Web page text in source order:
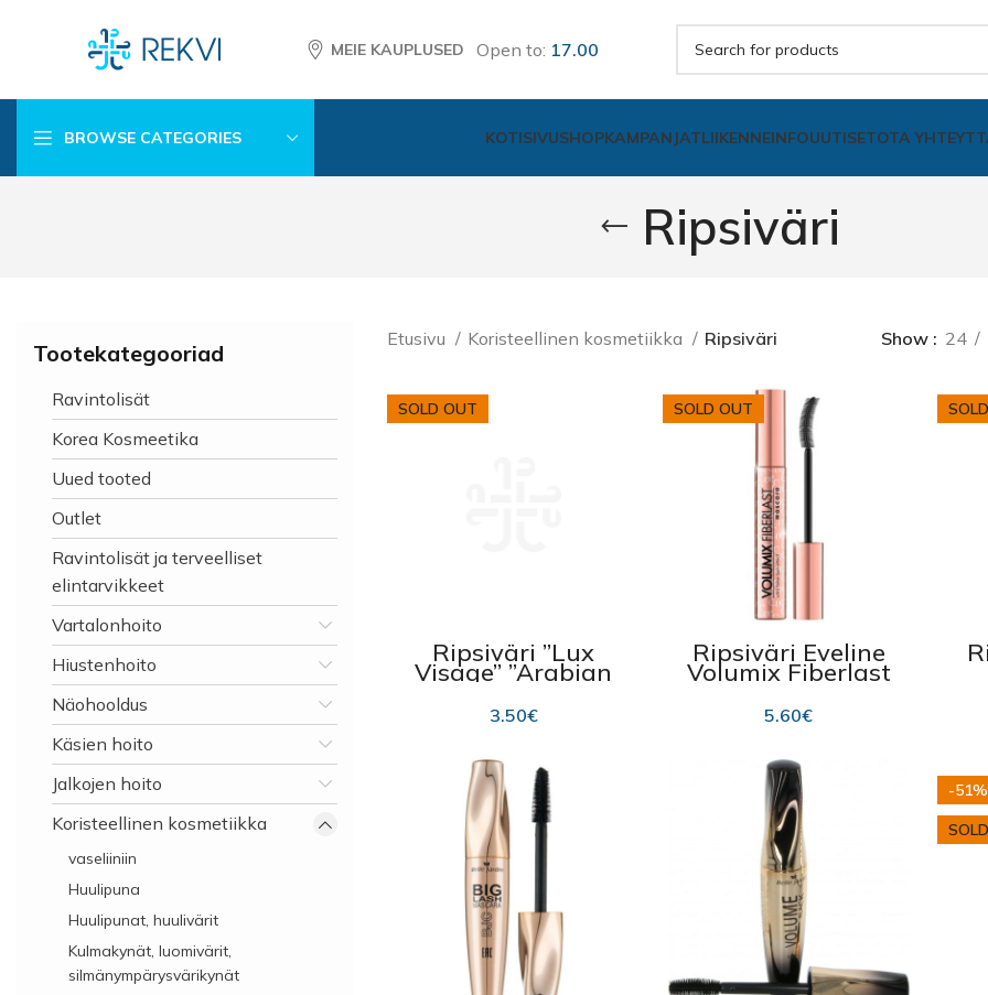
MEIE KAUPLUSED Open to: 17.00
BROWSE CATEGORIES KOTISIVUSHOPKAMPANJATLIIKENNEINFOUUTISETOTA
Ripsiväri
Tootekategooriad
Ravintolisät
Korea Kosmeetika
Uued tooted
Outlet
Ravintolisät ja terveelliset
elintarvikkeet
Vartalonhoito
Hiustenhoito
Näohooldus
Käsien hoito
Jalkojen hoito
Koristeellinen kosmetiikka
vaseliiniin
Huulipuna
Huulipunat, huulivärit
Kulmakynät, luomivärit,
silmänympärysvärikynät
Etusivu Koristeellinen kosmetiikka Ripsiväri Show 24
SOLD OUT
Ripsiväri ”Lux
Visage” ”Arabian
Night”, väri musta
3.50€
SOLD OUT
Ripsiväri Eveline
Volumix Fiberlast
Pink Gold, musta,
10ml
5.60€
-51%